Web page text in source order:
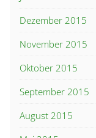
Dezember 2015
November 2015
Oktober 2015
September 2015
August 2015